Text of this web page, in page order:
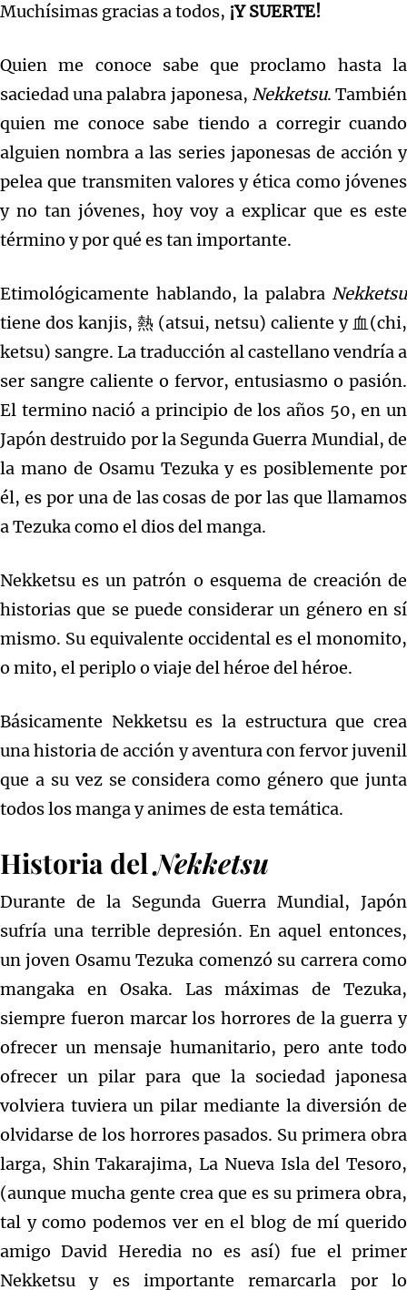
Muchísimas gracias a todos, ¡Y SUERTE!
Quien me conoce sabe que proclamo hasta la
saciedad una palabra japonesa, Nekketsu. También
quien me conoce sabe tiendo a corregir cuando
alguien nombra a las series japonesas de acción y
pelea que transmiten valores y ética como jóvenes
y no tan jóvenes, hoy voy a explicar que es este
término y por qué es tan importante.
Etimológicamente hablando, la palabra Nekketsu
tiene dos kanjis, 熱 (atsui, netsu) caliente y 血(chi,
ketsu) sangre. La traducción al castellano vendría a
ser sangre caliente o fervor, entusiasmo o pasión.
El termino nació a principio de los años 50, en un
Japón destruido por la Segunda Guerra Mundial, de
la mano de Osamu Tezuka y es posiblemente por
él, es por una de las cosas de por las que llamamos
a Tezuka como el dios del manga.
Nekketsu es un patrón o esquema de creación de
historias que se puede considerar un género en sí
mismo. Su equivalente occidental es el monomito,
o mito, el periplo o viaje del héroe del héroe.
Básicamente Nekketsu es la estructura que crea
una historia de acción y aventura con fervor juvenil
que a su vez se considera como género que junta
todos los manga y animes de esta temática.
Historia delNekketsu
Durante de la Segunda Guerra Mundial, Japón
sufría una terrible depresión. En aquel entonces,
un joven Osamu Tezuka comenzó su carrera como
mangaka en Osaka. Las máximas de Tezuka,
siempre fueron marcar los horrores de la guerra y
ofrecer un mensaje humanitario, pero ante todo
ofrecer un pilar para que la sociedad japonesa
volviera tuviera un pilar mediante la diversión de
olvidarse de los horrores pasados. Su primera obra
larga, Shin Takarajima, La Nueva Isla del Tesoro,
(aunque mucha gente crea que es su primera obra,
tal y como podemos ver en el blog de mí querido
amigo David Heredia no es así) fue el primer
Nekketsu y es importante remarcarla por lo